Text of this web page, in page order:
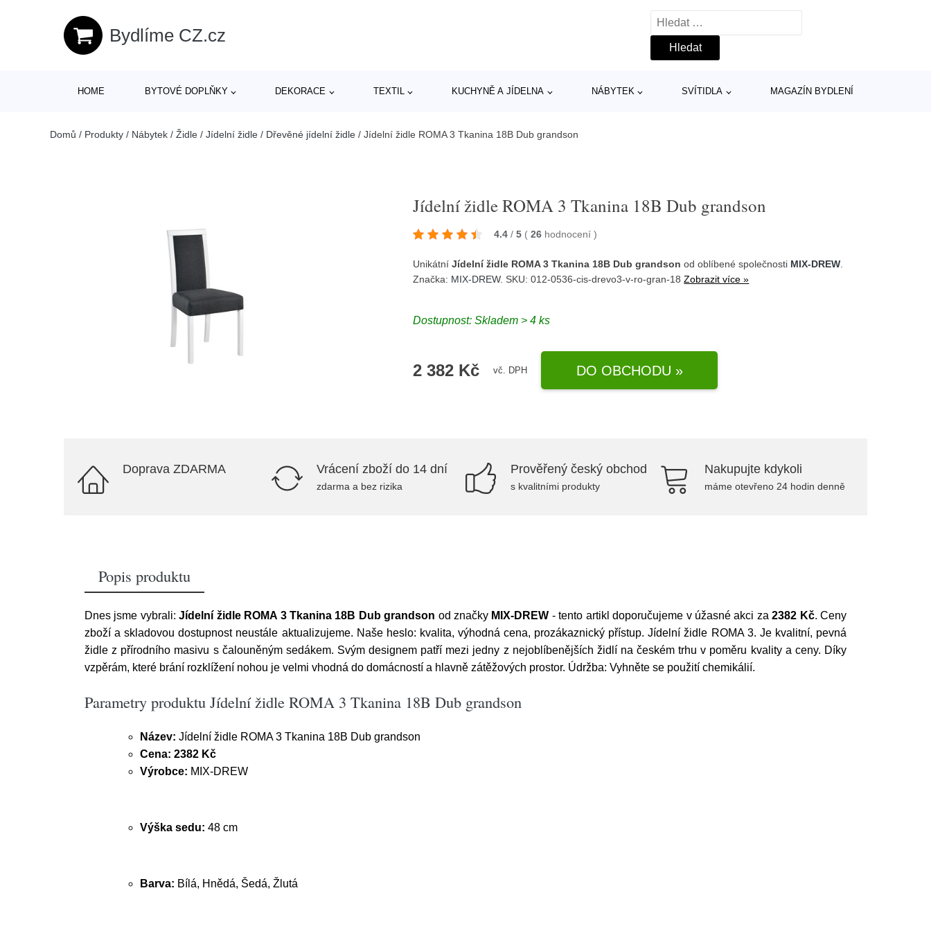
Bydlíme CZ.cz
Vyhledávání
HOME BYTOVÉ DOPLŇKY DEKORACE TEXTIL KUCHYNĚ A JÍDELNA NÁBYTEK SVÍTIDLA MAGAZÍN BYDLENÍ
Domů / Produkty / Nábytek / Židle / Jídelní židle / Dřevěné jídelní židle / Jídelní židle ROMA 3 Tkanina 18B Dub grandson
Jídelní židle ROMA 3 Tkanina 18B Dub grandson
4.4 / 5 ( 26 hodnocení)
UnikátníJídelní židle ROMA 3 Tkanina 18B Dub grandson od oblíbené společnosti MIX-DREW
Značka: MIX-DREW. SKU: 012-0536-cis-drevo3-v-ro-gran-18Zobrazit více »
Dostupnost:Skladem > 4 ks
2 382 Kč vč. DPH DO OBCHODU »
Doprava ZDARMA Vrácení zboží do 14 dní
zdarma a bez rizika
Prověřený český obchod
s kvalitními produkty
Nakupujte kdykoli
máme otevřeno 24 hodin denně
Popis produktu
Dnes jsme vybrali:Jídelní židle ROMA 3 Tkanina 18B Dub grandson od značky MIX-DREW - tento artikl doporučujeme v úžasné akci za2382 Kč. Ceny
zboží a skladovou dostupnost neustále aktualizujeme. Naše heslo: kvalita, výhodná cena, prozákaznický přístup. Jídelní židle ROMA 3. Je kvalitní, pevná
židle z přírodního masivu s čalouněným sedákem. Svým designem patří mezi jedny z nejoblíbenějších židlí na českém trhu v poměru kvality a ceny. Díky
vzpěrám, které brání rozklížení nohou je velmi vhodná do domácností a hlavně zátěžových prostor. Údržba: Vyhněte se použití chemikálií.
Parametry produktu Jídelní židle ROMA 3 Tkanina 18B Dub grandson
Název: Jídelní židle ROMA 3 Tkanina 18B Dub grandson
Cena: 2382 Kč
Výrobce: MIX-DREW
Výška sedu: 48 cm
Barva: Bílá, Hnědá, Šedá, Žlutá